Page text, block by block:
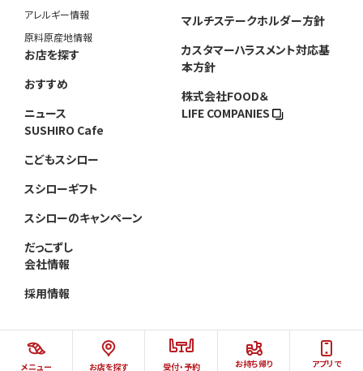
メニュー お店を探す 受付・予約
お持ち帰り
アプリで
アレルギー情報
原料原産地情報
お店を探す
おすすめ
ニュース
SUSHIRO Cafe
こどもスシロー
スシローギフト
スシローのキャンペーン
だっこずし
会社情報
採用情報
マルチステークホルダー方針
カスタマーハラスメント対応基
本方針
株式会社FOOD＆
LIFE COMPANIES
©AKINDO SUSHIRO CO.,LTD.ALL RIGHTS RESERVED.